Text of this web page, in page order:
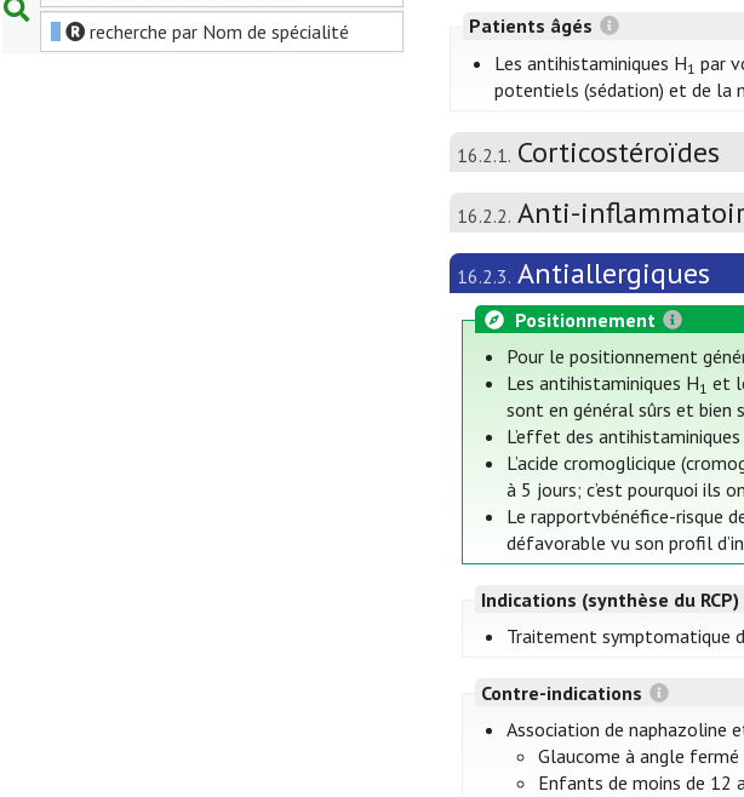
recherche par Nom de spécialité
Patients âgés
Les antihistaminiques H1 par
potentiels (sédation) et de la
16.2.1. Corticostéroïdes
16.2.2. Anti-
16.2.3. Antiallergiques
Positionnement
Pour le positionnement
Les antihistaminiques H1 et
sont en général sûrs et bien
L’effet des antihistaminiques
L’acide cromoglicique
à 5 jours; c’est pourquoi ils
Le rapportvbénéfice-risque
défavorable vu son profil
Indications (synthèse du RCP)
Traitement symptomatique
Contre-indications
Association de naphazoline
Glaucome à angle
Enfants de moins de 12